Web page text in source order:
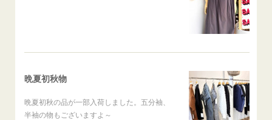
晩夏初秋物
晩夏初秋の品が一部入荷しました。五分袖、
半袖の物もございますよ～